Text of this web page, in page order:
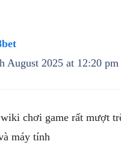
August 2025 at 12:20 pm
chơi game rất mượt
máy tính